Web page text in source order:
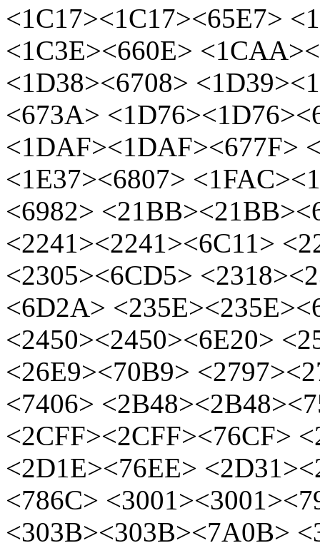
<1C17><1C17><65E7>
<1C3E><660E>
<1D38><6708>
<673A>
<1DAF><1DAF><677F>
<1E37><6807>
<6982>
<2241><2241><6C11>
<2305><6CD5>
<6D2A>
<2450><2450><6E20>
<26E9><70B9>
<7406>
<2CFF><2CFF><76CF>
<2D1E><76EE>
<786C>
<303B><303B><7A0B>